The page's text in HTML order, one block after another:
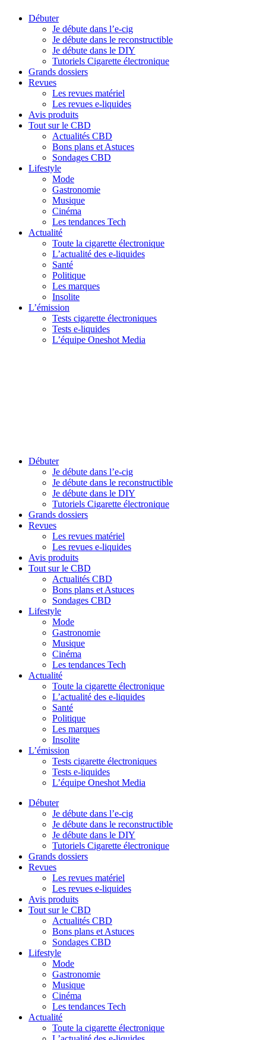
Débuter
Je débute dans l’e-cig
Je débute dans le reconstructible
Je débute dans le DIY
Tutoriels Cigarette électronique
Grands dossiers
Revues
Les revues matériel
Les revues e-liquides
Avis produits
Tout sur le CBD
Actualités CBD
Bons plans et Astuces
Sondages CBD
Lifestyle
Mode
Gastronomie
Musique
Cinéma
Les tendances Tech
Actualité
Toute la cigarette électronique
L’actualité des e-liquides
Santé
Politique
Les marques
Insolite
L’émission
Tests cigarette électroniques
Tests e-liquides
L’équipe Oneshot Media
Débuter
Je débute dans l’e-cig
Je débute dans le reconstructible
Je débute dans le DIY
Tutoriels Cigarette électronique
Grands dossiers
Revues
Les revues matériel
Les revues e-liquides
Avis produits
Tout sur le CBD
Actualités CBD
Bons plans et Astuces
Sondages CBD
Lifestyle
Mode
Gastronomie
Musique
Cinéma
Les tendances Tech
Actualité
Toute la cigarette électronique
L’actualité des e-liquides
Santé
Politique
Les marques
Insolite
L’émission
Tests cigarette électroniques
Tests e-liquides
L’équipe Oneshot Media
Débuter
Je débute dans l’e-cig
Je débute dans le reconstructible
Je débute dans le DIY
Tutoriels Cigarette électronique
Grands dossiers
Revues
Les revues matériel
Les revues e-liquides
Avis produits
Tout sur le CBD
Actualités CBD
Bons plans et Astuces
Sondages CBD
Lifestyle
Mode
Gastronomie
Musique
Cinéma
Les tendances Tech
Actualité
Toute la cigarette électronique